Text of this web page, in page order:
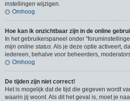
instellingen wijzigen.
Omhoog
Hoe kan ik onzichtbaar zijn in de online
In het gebruikerspaneel onder
mijn online status. Als je deze optie activeert,
iedereen, behalve voor beheerders,
Omhoog
De tijden zijn niet correct!
Het is mogelijk dat de tijd die gegeven wordt
waarin jij woont. Als dit het geval is, moet je